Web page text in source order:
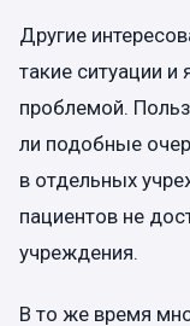
Другие
такие ситуации и
проблемой.
ли подобные
в отдельных
пациентов не
учреждения.
В то же время